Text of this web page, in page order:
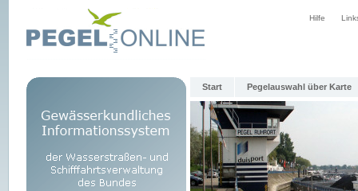
Hilfe
Start Pegelauswahl über Karte